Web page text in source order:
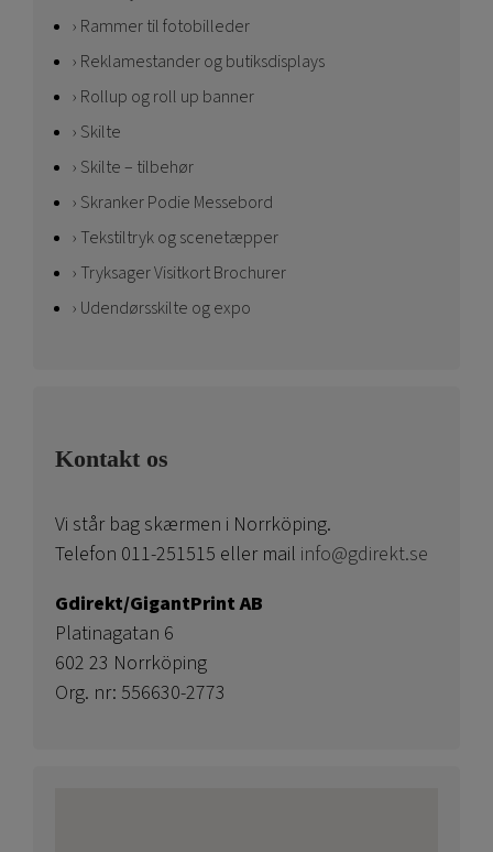
Rammer til fotobilleder
Reklamestander og butiksdisplays
Rollup og roll up banner
Skilte
Skilte – tilbehør
Skranker Podie Messebord
Tekstiltryk og scenetæpper
Tryksager Visitkort Brochurer
Udendørsskilte og expo
Kontakt os
Vi står bag skærmen i Norrköping.
Telefon 011-251515 eller mail info@gdirekt.se
Gdirekt/GigantPrint AB
Platinagatan 6
602 23 Norrköping
Org. nr: 556630-2773